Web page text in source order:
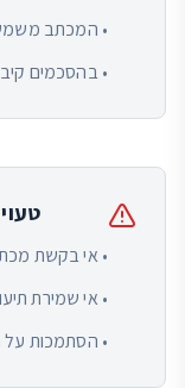
• המכתב משמש
• בהסכמים
• אי בקשת
• אי שמירת
• הסתמכות